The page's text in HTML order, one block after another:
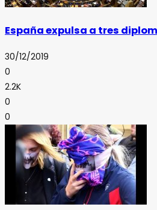
España expulsa a tres
30/12/2019
0
2.2K
0
0